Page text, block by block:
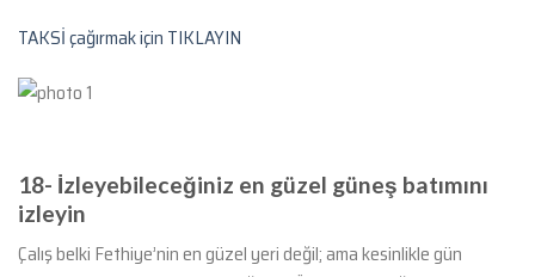
TAKSİ çağırmak için TIKLAYIN
18- İzleyebileceğiniz en güzel güneş batımını
izleyin
Çalış belki Fethiye’nin en güzel yeri değil; ama kesinlikle gün